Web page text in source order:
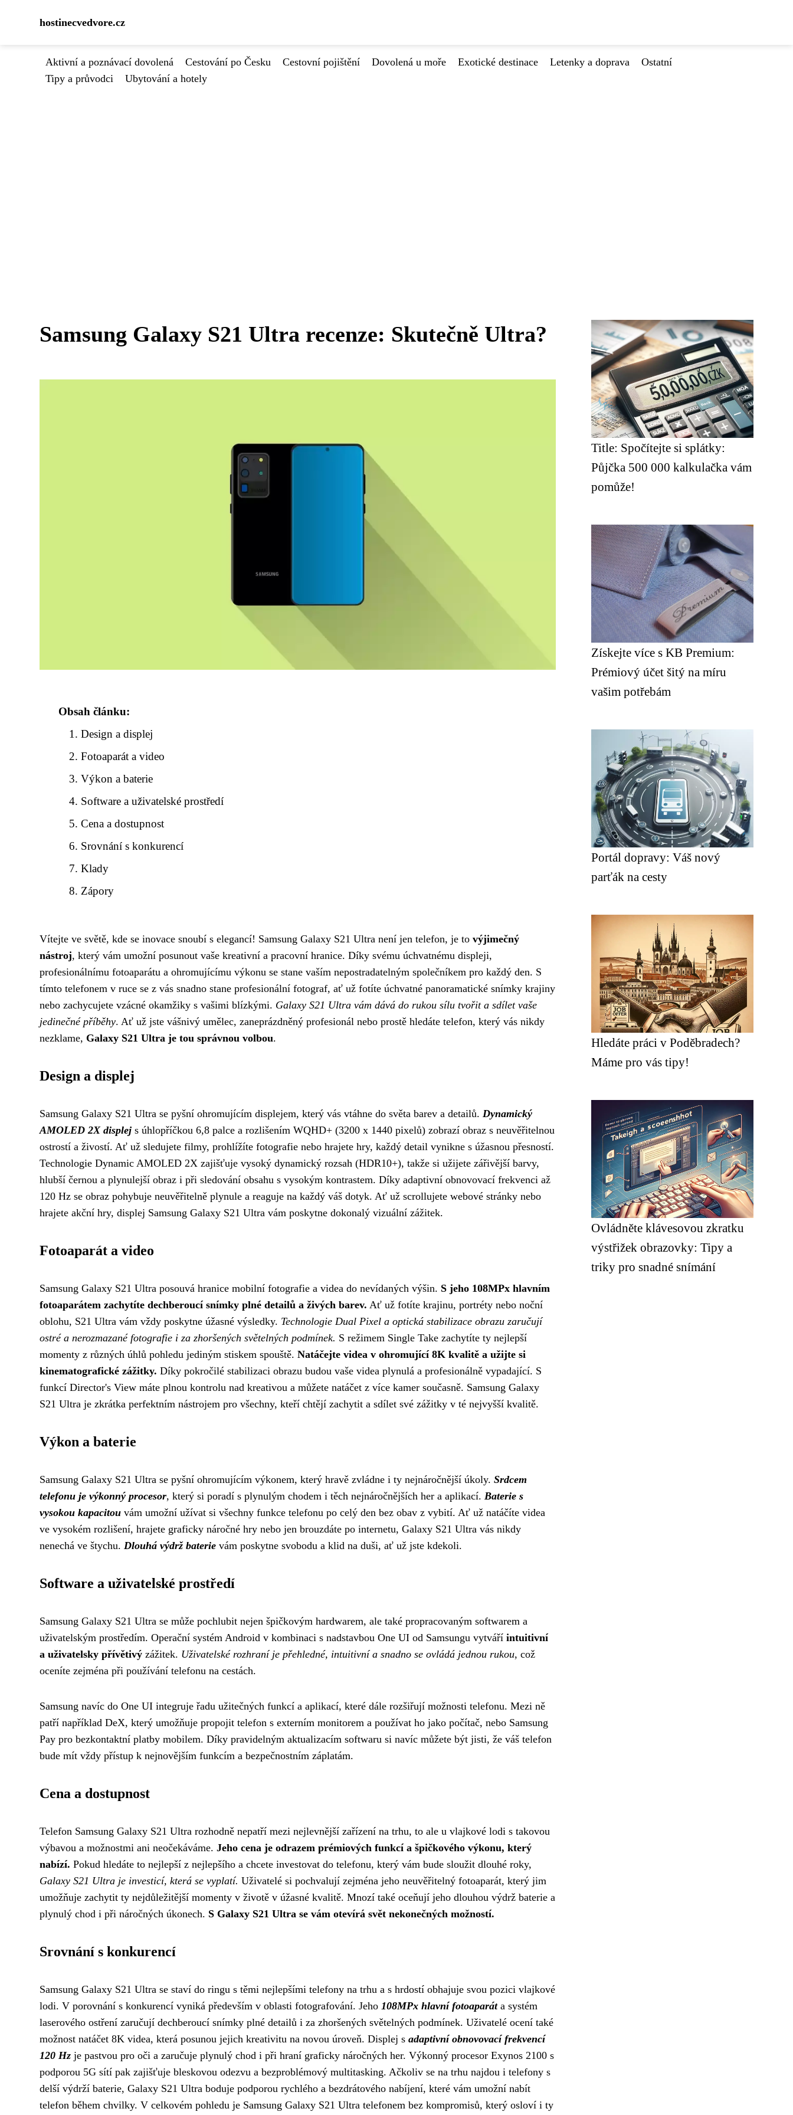
hostinecvedvore.cz
Aktivní a poznávací dovolená Cestování po Česku Cestovní pojištění Dovolená u moře Exotické destinace Letenky a doprava
Ostatní
Tipy a průvodci
Ubytování a hotely
Samsung Galaxy S21 Ultra recenze: Skutečně Ultra?
Obsah článku:
Design a displej
Fotoaparát a video
Výkon a baterie
Software a uživatelské prostředí
Cena a dostupnost
Srovnání s konkurencí
Klady
Zápory
Vítejte ve světě, kde se inovace snoubí s elegancí! Samsung Galaxy S21 Ultra není jen telefon, je to výjimečný
nástroj, který vám umožní posunout vaše kreativní a pracovní hranice. Díky svému úchvatnému displeji,
profesionálnímu fotoaparátu a ohromujícímu výkonu se stane vaším nepostradatelným společníkem pro každý den. S
tímto telefonem v ruce se z vás snadno stane profesionální fotograf, ať už fotíte úchvatné panoramatické snímky krajiny
nebo zachycujete vzácné okamžiky s vašimi blízkými. Galaxy S21 Ultra vám dává do rukou sílu tvořit a sdílet vaše
jedinečné příběhy. Ať už jste vášnivý umělec, zaneprázdněný profesionál nebo prostě hledáte telefon, který vás nikdy
nezklame, Galaxy S21 Ultra je tou správnou volbou.
Design a displej
Samsung Galaxy S21 Ultra se pyšní ohromujícím displejem, který vás vtáhne do světa barev a detailů. Dynamický
AMOLED 2X displej s úhlopříčkou 6,8 palce a rozlišením WQHD+ (3200 x 1440 pixelů) zobrazí obraz s neuvěřitelnou
ostrostí a živostí. Ať už sledujete filmy, prohlížíte fotografie nebo hrajete hry, každý detail vynikne s úžasnou přesností.
Technologie Dynamic AMOLED 2X zajišťuje vysoký dynamický rozsah (HDR10+), takže si užijete zářivější barvy,
hlubší černou a plynulejší obraz i při sledování obsahu s vysokým kontrastem. Díky adaptivní obnovovací frekvenci až
120 Hz se obraz pohybuje neuvěřitelně plynule a reaguje na každý váš dotyk. Ať už scrollujete webové stránky nebo
hrajete akční hry, displej Samsung Galaxy S21 Ultra vám poskytne dokonalý vizuální zážitek.
Fotoaparát a video
Samsung Galaxy S21 Ultra posouvá hranice mobilní fotografie a videa do nevídaných výšin. S jeho 108MPx hlavním
fotoaparátem zachytíte dechberoucí snímky plné detailů a živých barev. Ať už fotíte krajinu, portréty nebo noční
oblohu, S21 Ultra vám vždy poskytne úžasné výsledky. Technologie Dual Pixel a optická stabilizace obrazu zaručují
ostré a nerozmazané fotografie i za zhoršených světelných podmínek. S režimem Single Take zachytíte ty nejlepší
momenty z různých úhlů pohledu jediným stiskem spouště. Natáčejte videa v ohromující 8K kvalitě a užijte si
kinematografické zážitky. Díky pokročilé stabilizaci obrazu budou vaše videa plynulá a profesionálně vypadající. S
funkcí Director's View máte plnou kontrolu nad kreativou a můžete natáčet z více kamer současně. Samsung Galaxy
S21 Ultra je zkrátka perfektním nástrojem pro všechny, kteří chtějí zachytit a sdílet své zážitky v té nejvyšší kvalitě.
Výkon a baterie
Samsung Galaxy S21 Ultra se pyšní ohromujícím výkonem, který hravě zvládne i ty nejnáročnější úkoly. Srdcem
telefonu je výkonný procesor, který si poradí s plynulým chodem i těch nejnáročnějších her a aplikací. Baterie s
vysokou kapacitou vám umožní užívat si všechny funkce telefonu po celý den bez obav z vybití. Ať už natáčíte videa
ve vysokém rozlišení, hrajete graficky náročné hry nebo jen brouzdáte po internetu, Galaxy S21 Ultra vás nikdy
nenechá ve štychu. Dlouhá výdrž baterie vám poskytne svobodu a klid na duši, ať už jste kdekoli.
Software a uživatelské prostředí
Samsung Galaxy S21 Ultra se může pochlubit nejen špičkovým hardwarem, ale také propracovaným softwarem a
uživatelským prostředím. Operační systém Android v kombinaci s nadstavbou One UI od Samsungu vytváří intuitivní
a uživatelsky přívětivý zážitek. Uživatelské rozhraní je přehledné, intuitivní a snadno se ovládá jednou rukou, což
oceníte zejména při používání telefonu na cestách.
Samsung navíc do One UI integruje řadu užitečných funkcí a aplikací, které dále rozšiřují možnosti telefonu. Mezi ně
patří například DeX, který umožňuje propojit telefon s externím monitorem a používat ho jako počítač, nebo Samsung
Pay pro bezkontaktní platby mobilem. Díky pravidelným aktualizacím softwaru si navíc můžete být jisti, že váš telefon
bude mít vždy přístup k nejnovějším funkcím a bezpečnostním záplatám.
Cena a dostupnost
Telefon Samsung Galaxy S21 Ultra rozhodně nepatří mezi nejlevnější zařízení na trhu, to ale u vlajkové lodi s takovou
výbavou a možnostmi ani neočekáváme. Jeho cena je odrazem prémiových funkcí a špičkového výkonu, který
nabízí. Pokud hledáte to nejlepší z nejlepšího a chcete investovat do telefonu, který vám bude sloužit dlouhé roky,
Galaxy S21 Ultra je investicí, která se vyplatí. Uživatelé si pochvalují zejména jeho neuvěřitelný fotoaparát, který jim
umožňuje zachytit ty nejdůležitější momenty v životě v úžasné kvalitě. Mnozí také oceňují jeho dlouhou výdrž baterie a
plynulý chod i při náročných úkonech. S Galaxy S21 Ultra se vám otevírá svět nekonečných možností.
Srovnání s konkurencí
Samsung Galaxy S21 Ultra se staví do ringu s těmi nejlepšími telefony na trhu a s hrdostí obhajuje svou pozici vlajkové
lodi. V porovnání s konkurencí vyniká především v oblasti fotografování. Jeho 108MPx hlavní fotoaparáta systém
laserového ostření zaručují dechberoucí snímky plné detailů i za zhoršených světelných podmínek. Uživatelé ocení také
možnost natáčet 8K videa, která posunou jejich kreativitu na novou úroveň. Displej s adaptivní obnovovací frekvencí
120 Hz je pastvou pro oči a zaručuje plynulý chod i při hraní graficky náročných her. Výkonný procesor Exynos 2100 s
podporou 5G sítí pak zajišťuje bleskovou odezvu a bezproblémový multitasking. Ačkoliv se na trhu najdou i telefony s
delší výdrží baterie, Galaxy S21 Ultra boduje podporou rychlého a bezdrátového nabíjení, které vám umožní nabít
telefon během chvilky. V celkovém pohledu je Samsung Galaxy S21 Ultra telefonem bez kompromisů, který osloví i ty
Title: Spočítejte si splátky:
Půjčka 500 000 kalkulačka vám
pomůže!
Získejte více s KB Premium:
Prémiový účet šitý na míru
vašim potřebám
Portál dopravy: Váš nový
parťák na cesty
Hledáte práci v Poděbradech?
Máme pro vás tipy!
Ovládněte klávesovou zkratku
výstřižek obrazovky: Tipy a
triky pro snadné snímání